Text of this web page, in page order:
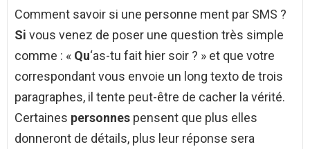
Comment savoir si une personne ment par SMS ?
Si vous venez de poser une question très simple
comme : « Qu‘as-tu fait hier soir ? » et que votre
correspondant vous envoie un long texto de trois
paragraphes, il tente peut-être de cacher la vérité.
Certaines personnes pensent que plus elles
donneront de détails, plus leur réponse sera